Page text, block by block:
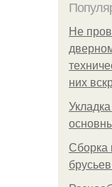
Не
них
Сборка